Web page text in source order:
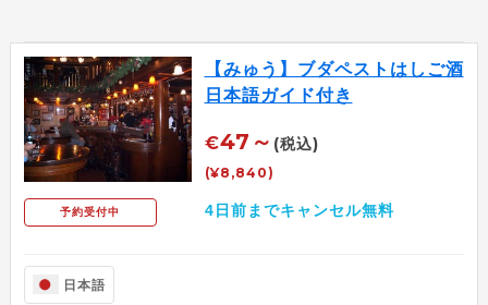
予約受付中
【みゅう】ブダペストはしご酒
日本語ガイド付き
€47～ (税込)
(¥8,840)
4日前までキャンセル無料
日本語